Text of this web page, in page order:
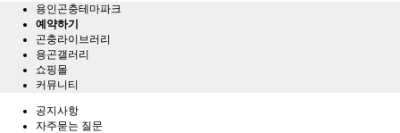
용인곤충테마파크
예약하기
곤충라이브러리
용곤갤러리
쇼핑몰
커뮤니티
공지사항
자주묻는 질문